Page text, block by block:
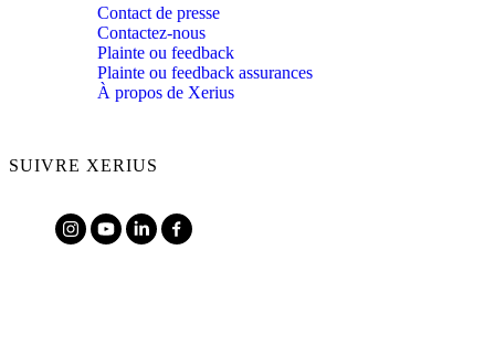
Contact de presse
Contactez-nous
Plainte ou feedback
Plainte ou feedback assurances
À propos de Xerius
SUIVRE XERIUS